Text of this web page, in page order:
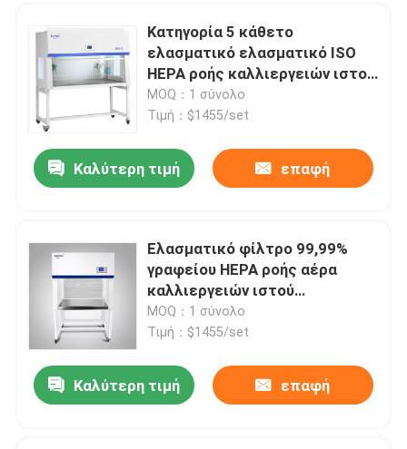
Προϊόντα
Σχετικά με εμάς
Γύρος εργοστασίων
επαφή
Νέα
Όλες οι περιπτώσεις
Κατηγορία 5 κάθετο
ελασματικό ελασματικό ISO
HEPA ροής καλλιεργειών ιστού
εγκαταστάσεων ροής αέρα
φίλτρο κουκουλών
MOQ：1 σύνολο
Τιμή：$1455/set
Καλύτερη τιμή επαφή
Ελασματικό φίλτρο 99,99%
γραφείου HEPA ροής αέρα
καλλιεργειών ιστού
ελασματική κατακόρυφος
κουκουλών ροής
MOQ：1 σύνολο
Τιμή：$1455/set
Καλύτερη τιμή επαφή